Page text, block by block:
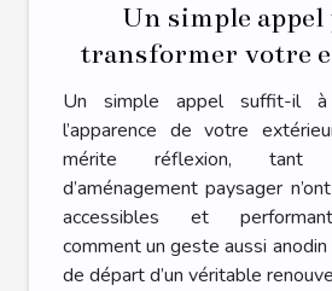
Un simple
transformer votre
Un simple appel suffit-il à
l’apparence de votre
mérite réflexion, tant
d’aménagement paysager
accessibles et
comment un geste aussi
de départ d’un véritable